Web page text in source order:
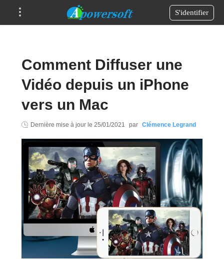
S'identifier
Comment Diffuser une
Vidéo depuis un iPhone
vers un Mac
Dernière mise à jour le 25/01/2021 par Clémence Legrand